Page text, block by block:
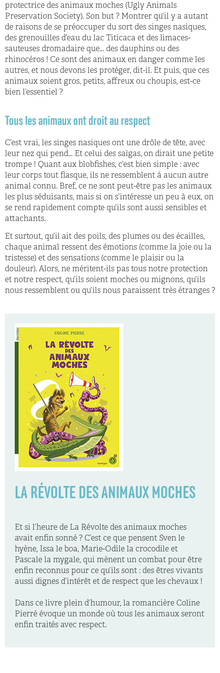
protectrice des animaux moches (Ugly Animals
Preservation Society). Son but ? Montrer qu’il y a autant
de raisons de se préoccuper du sort des singes nasiques,
des grenouilles d’eau du lac Titicaca et des limaces-
sauteuses dromadaire que… des dauphins ou des
rhinocéros ! Ce sont des animaux en danger comme les
autres, et nous devons les protéger, dit-il. Et puis, que ces
animaux soient gros, petits, affreux ou choupis, est-ce
bien l’essentiel ?
Tous les animaux ont droit au respect
C’est vrai, les singes nasiques ont une drôle de tête, avec
leur nez qui pend… Et celui des saïgas, on dirait une petite
trompe ! Quant aux blobfishes, c’est bien simple : avec
leur corps tout flasque, ils ne ressemblent à aucun autre
animal connu. Bref, ce ne sont peut-être pas les animaux
les plus séduisants, mais si on s’intéresse un peu à eux, on
se rend rapidement compte qu’ils sont aussi sensibles et
attachants.
Et surtout, qu’il ait des poils, des plumes ou des écailles,
chaque animal ressent des émotions (comme la joie ou la
tristesse) et des sensations (comme le plaisir ou la
douleur). Alors, ne méritent-ils pas tous notre protection
et notre respect, qu’ils soient moches ou mignons, qu’ils
nous ressemblent ou qu’ils nous paraissent très étranges ?
LA RÉVOLTE DES ANIMAUX MOCHES
Et si l’heure de La Révolte des animaux moches
avait enfin sonné ? C’est ce que pensent Sven le
hyène, Issa le boa, Marie-Odile la crocodile et
Pascale la mygale, qui mènent un combat pour être
enfin reconnus pour ce qu’ils sont : des êtres vivants
aussi dignes d’intérêt et de respect que les chevaux !
Dans ce livre plein d’humour, la romancière Coline
Pierré évoque un monde où tous les animaux seront
enfin traités avec respect.